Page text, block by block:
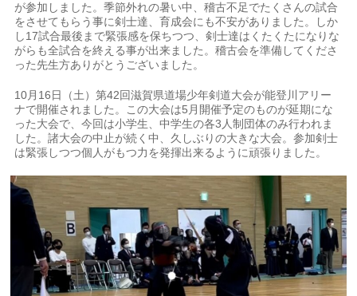
が参加しました。季節外れの暑い中、稽古不足でたくさんの試合
をさせてもらう事に剣士達、育成会にも不安がありました。しか
し17試合最後まで緊張感を保ちつつ、剣士達はくたくたになりな
がらも全試合を終える事が出来ました。稽古会を準備してくださ
った先生方ありがとうございました。
10月16日（土）第42回滋賀県道場少年剣道大会が能登川アリー
ナで開催されました。この大会は5月開催予定のものが延期にな
った大会で、今回は小学生、中学生の各3人制団体のみ行われま
した。諸大会の中止が続く中、久しぶりの大きな大会。参加剣士
は緊張しつつ個人がもつ力を発揮出来るように頑張りました。